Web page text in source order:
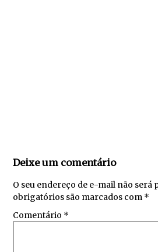
Deixe um comentário
O seu endereço de e-mail não será
obrigatórios são marcados com *
Comentário *